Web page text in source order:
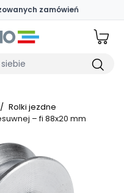
zamówień
/ Rolki jezdne
– fi 88x20 mm